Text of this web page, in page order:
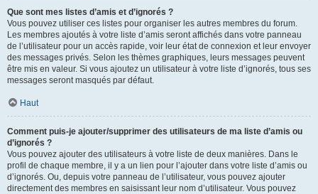
Que sont mes listes d’amis et d’ignorés ?
Vous pouvez utiliser ces listes pour organiser les autres membres du forum.
Les membres ajoutés à votre liste d’amis seront affichés dans votre panneau
de l’utilisateur pour un accès rapide, voir leur état de connexion et leur envoyer
des messages privés. Selon les thèmes graphiques, leurs messages peuvent
être mis en valeur. Si vous ajoutez un utilisateur à votre liste d’ignorés, tous ses
messages seront masqués par défaut.
Haut
Comment puis-je ajouter/supprimer des utilisateurs de ma liste d’amis ou
d’ignorés ?
Vous pouvez ajouter des utilisateurs à votre liste de deux manières. Dans le
profil de chaque membre, il y a un lien pour l’ajouter dans votre liste d’amis ou
d’ignorés. Ou, depuis votre panneau de l’utilisateur, vous pouvez ajouter
directement des membres en saisissant leur nom d’utilisateur. Vous pouvez